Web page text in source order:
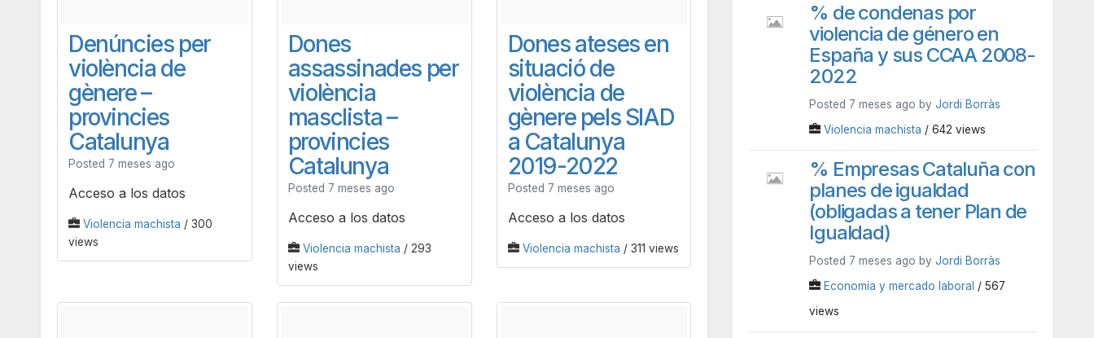
Denúncies per
violència de
gènere –
provincies
Catalunya
Posted 7 meses ago
Acceso a los datos
Violencia machista / 300
views
Dones
assassinades per
violència
masclista –
provincies
Catalunya
Posted 7 meses ago
Acceso a los datos
Violencia machista / 293
views
Dones ateses en
situació de
violència de
gènere pels SIAD
a Catalunya
2019-2022
Posted 7 meses ago
Acceso a los datos
Violencia machista / 311 views
% de condenas por
violencia de género en
España y sus CCAA 2008-
2022
Posted 7 meses ago byJordi Borràs
Violencia machista / 642 views
% Empresas Cataluña con
planes de igualdad
(obligadas a tener Plan de
Igualdad)
Posted 7 meses ago byJordi Borràs
Economía y mercado laboral / 567
views